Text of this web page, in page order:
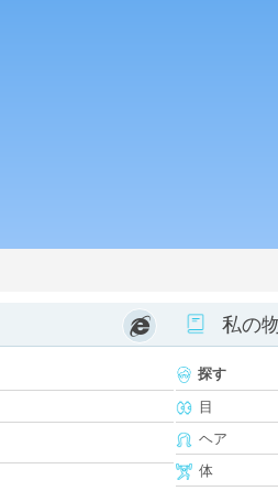
私の
探す
目
ヘア
体